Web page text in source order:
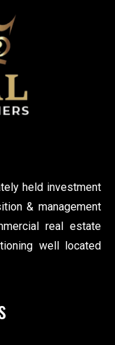
held investment
& management
real estate
well located